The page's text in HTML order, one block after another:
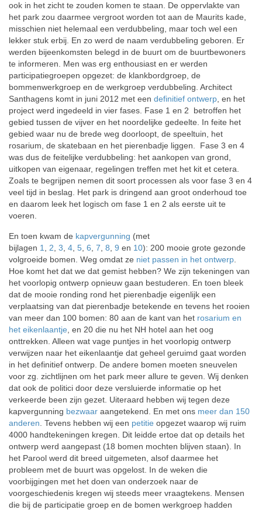
ook in het zicht te zouden komen te staan. De oppervlakte van
het park zou daarmee vergroot worden tot aan de Maurits kade,
misschien niet helemaal een verdubbeling, maar toch wel een
lekker stuk erbij. En zo werd de naam verdubbeling geboren. Er
werden bijeenkomsten belegd in de buurt om de buurtbewoners
te informeren. Men was erg enthousiast en er werden
participatiegroepen opgezet: de klankbordgroep, de
bommenwerkgroep en de werkgroep verdubbeling. Architect
Santhagens komt in juni 2012 met een definitief ontwerp , en het
project werd ingedeeld in vier fases. Fase 1 en 2 betroffen het
gebied tussen de vijver en het noordelijke gedeelte. In feite het
gebied waar nu de brede weg doorloopt, de speeltuin, het
rosarium, de skatebaan en het pierenbadje liggen. Fase 3 en 4
was dus de feitelijke verdubbeling: het aankopen van grond,
uitkopen van eigenaar, regelingen treffen met het kit et cetera.
Zoals te begrijpen nemen dit soort processen als voor fase 3 en 4
veel tijd in beslag. Het park is dringend aan groot onderhoud toe
en daarom leek het logisch om fase 1 en 2 als eerste uit te
voeren.
En toen kwam de kapvergunning (met
bijlagen 1 2 3 4 5 6 7 8 9 en 10): 200 mooie grote gezonde
volgroeide bomen. Weg omdat ze niet passen in het ontwerp
Hoe komt het dat we dat gemist hebben? We zijn tekeningen van
het voorlopig ontwerp opnieuw gaan bestuderen. En toen bleek
dat de mooie ronding rond het pierenbadje eigenlijk een
verplaatsing van dat pierenbadje betekende en tevens het rooien
van meer dan 100 bomen: 80 aan de kant van het rosarium en
het eikenlaantje , en 20 die nu het NH hotel aan het oog
onttrekken. Alleen wat vage puntjes in het voorlopig ontwerp
verwijzen naar het eikenlaantje dat geheel geruimd gaat worden
in het definitief ontwerp. De andere bomen moeten sneuvelen
voor zg. zichtlijnen om het park meer allure te geven. Wij denken
dat ook de politici door deze versluierde informatie op het
verkeerde been zijn gezet. Uiteraard hebben wij tegen deze
kapvergunning bezwaar aangetekend. En met ons meer dan 150
anderen . Tevens hebben wij een petitie opgezet waarop wij ruim
4000 handtekeningen kregen. Dit leidde ertoe dat op details het
ontwerp werd aangepast (18 bomen mochten blijven staan). In
het Parool werd dit breed uitgemeten, alsof daarmee het
probleem met de buurt was opgelost. In de weken die
voorbijgingen met het doen van onderzoek naar de
voorgeschiedenis kregen wij steeds meer vraagtekens. Mensen
die bij de participatie groep en de bomen werkgroep hadden